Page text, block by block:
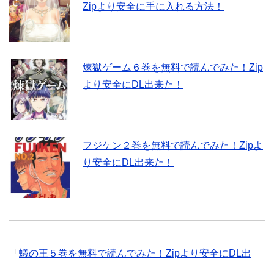
Zipより安全に手に入れる方法！
煉獄ゲーム６巻を無料で読んでみた！Zip
より安全にDL出来た！
フジケン２巻を無料で読んでみた！Zipよ
り安全にDL出来た！
「 蟻の王５巻を無料で読んでみた！Zipより安全にDL出